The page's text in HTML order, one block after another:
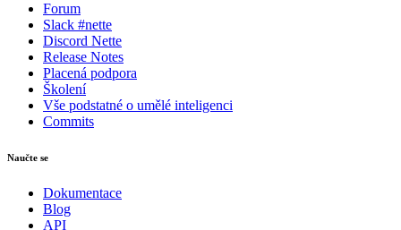
Forum
Slack #nette
Discord Nette
Release Notes
Placená podpora
Školení
Vše podstatné o umělé inteligenci
Commits
Naučte se
Dokumentace
Blog
API